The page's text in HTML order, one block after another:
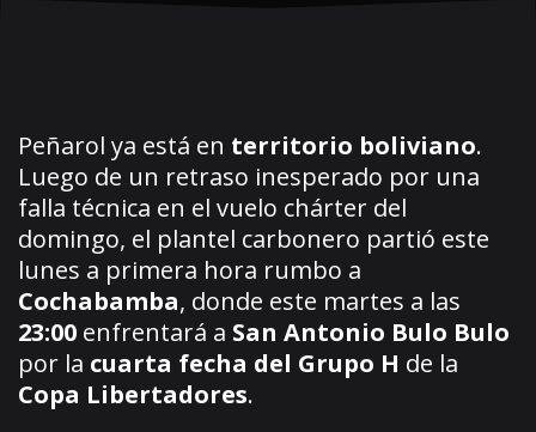
Peñarol ya está en territorio boliviano.
Luego de un retraso inesperado por una
falla técnica en el vuelo chárter del
domingo, el plantel carbonero partió este
lunes a primera hora rumbo a
Cochabamba, donde este martes a las
23:00 enfrentará a San Antonio Bulo Bulo
por la cuarta fecha del Grupo H de la
Copa Libertadores.